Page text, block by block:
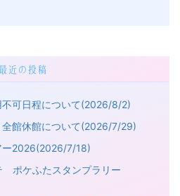
最近の投稿
可日程について(2026/8/2)
館休館について(2026/7/29)
ー2026(2026/7/18)
ポケふたスタンプラリー